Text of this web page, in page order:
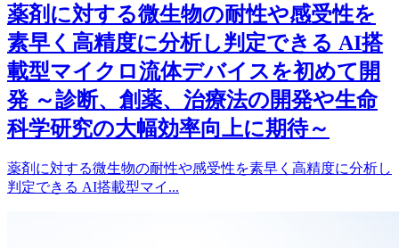
薬剤に対する微生物の耐性や感受性を
素早く高精度に分析し判定できる AI搭
載型マイクロ流体デバイスを初めて開
発 ～診断、創薬、治療法の開発や生命
科学研究の大幅効率向上に期待～
薬剤に対する微生物の耐性や感受性を素早く高精度に分析し
判定できる AI搭載型マイ...